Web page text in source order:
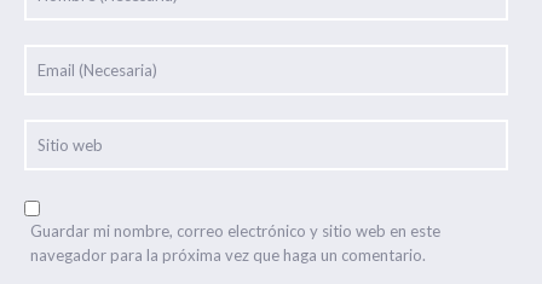
Guardar mi nombre, correo electrónico y sitio web en este
navegador para la próxima vez que haga un comentario.